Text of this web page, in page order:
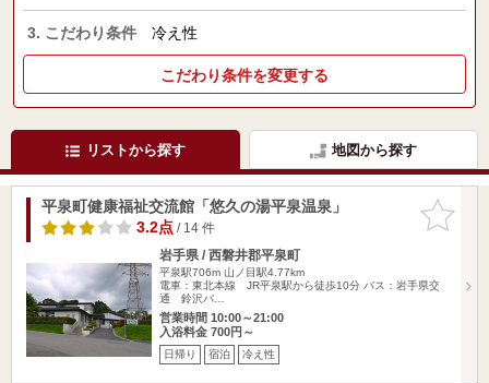
3. こだわり条件 冷え性
こだわり条件を変更する
リストから探す 地図から探す
お気に入
りに追加
平泉町健康福祉交流館「悠久の湯平泉温泉」
3.2点/ 14 件
岩手県 / 西磐井郡平泉町
平泉駅706m 山ノ目駅4.77km
電車：東北本線 JR平泉駅から徒歩10分 バス：岩手県交
通 鈴沢バ…
営業時間 10:00～21:00
入浴料金 700円～
日帰り 宿泊 冷え性